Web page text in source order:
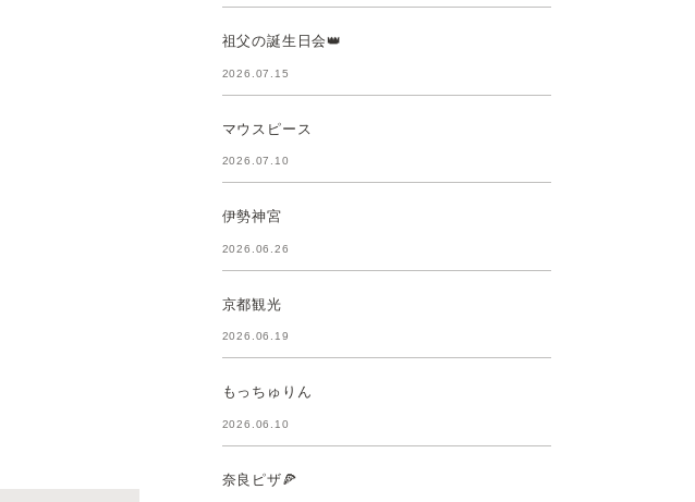
祖父の誕生日会👑
2026.07.15
マウスピース
2026.07.10
伊勢神宮
2026.06.26
京都観光
2026.06.19
もっちゅりん
2026.06.10
奈良ピザ🍕